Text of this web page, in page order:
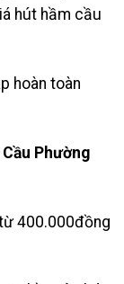
hút hầm cầu
hoàn toàn
Phường
400.000đồng